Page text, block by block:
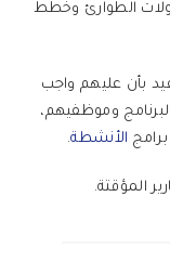
الطوارئ وخطط
بأن عليهم واجب
وموظفيهم،
الأنشطة.
المؤقتة.